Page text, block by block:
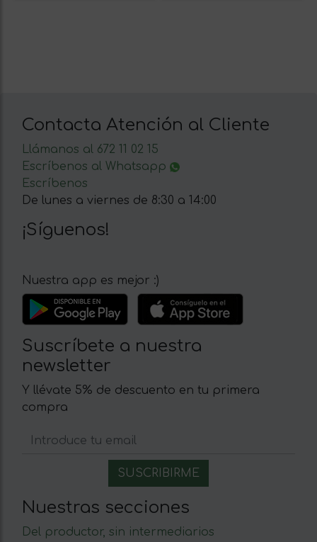
Contacta Atención al Cliente
Llámanos al 672 11 02 15
Escríbenos al Whatsapp
Escríbenos
De lunes a viernes de 8:30 a 14:00
¡Síguenos!
Nuestra app es mejor :)
Suscríbete a nuestra
newsletter
Y llévate 5% de descuento en tu primera
compra
Nuestras secciones
Del productor, sin intermediarios